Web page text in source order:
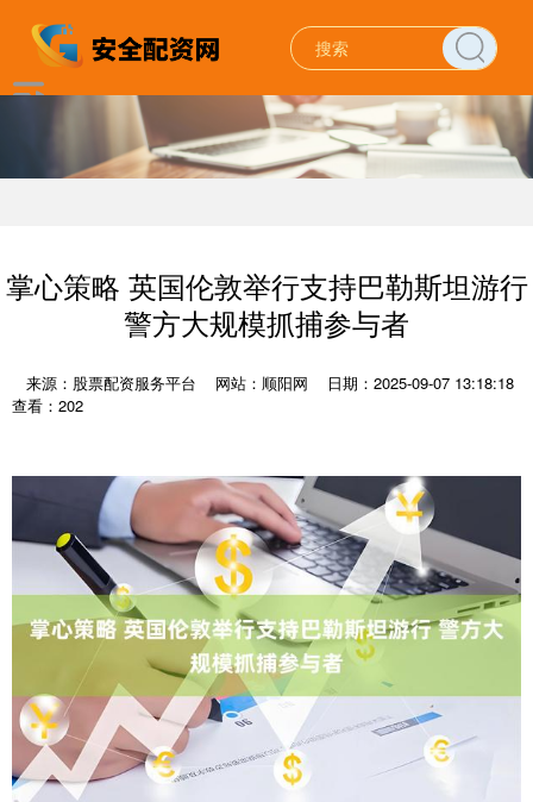
掌心策略 英国伦敦举行支持巴勒斯坦游行
警方大规模抓捕参与者
来源：股票配资服务平台 网站：顺阳网
日期：2025-09-07 13:18:18
查看：202